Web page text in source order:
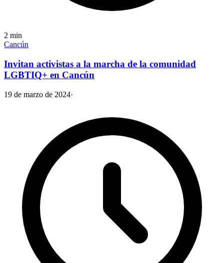
2 min
Cancún
Invitan activistas a la marcha de la comunidad
LGBTIQ+ en Cancún
19 de marzo de 2024·